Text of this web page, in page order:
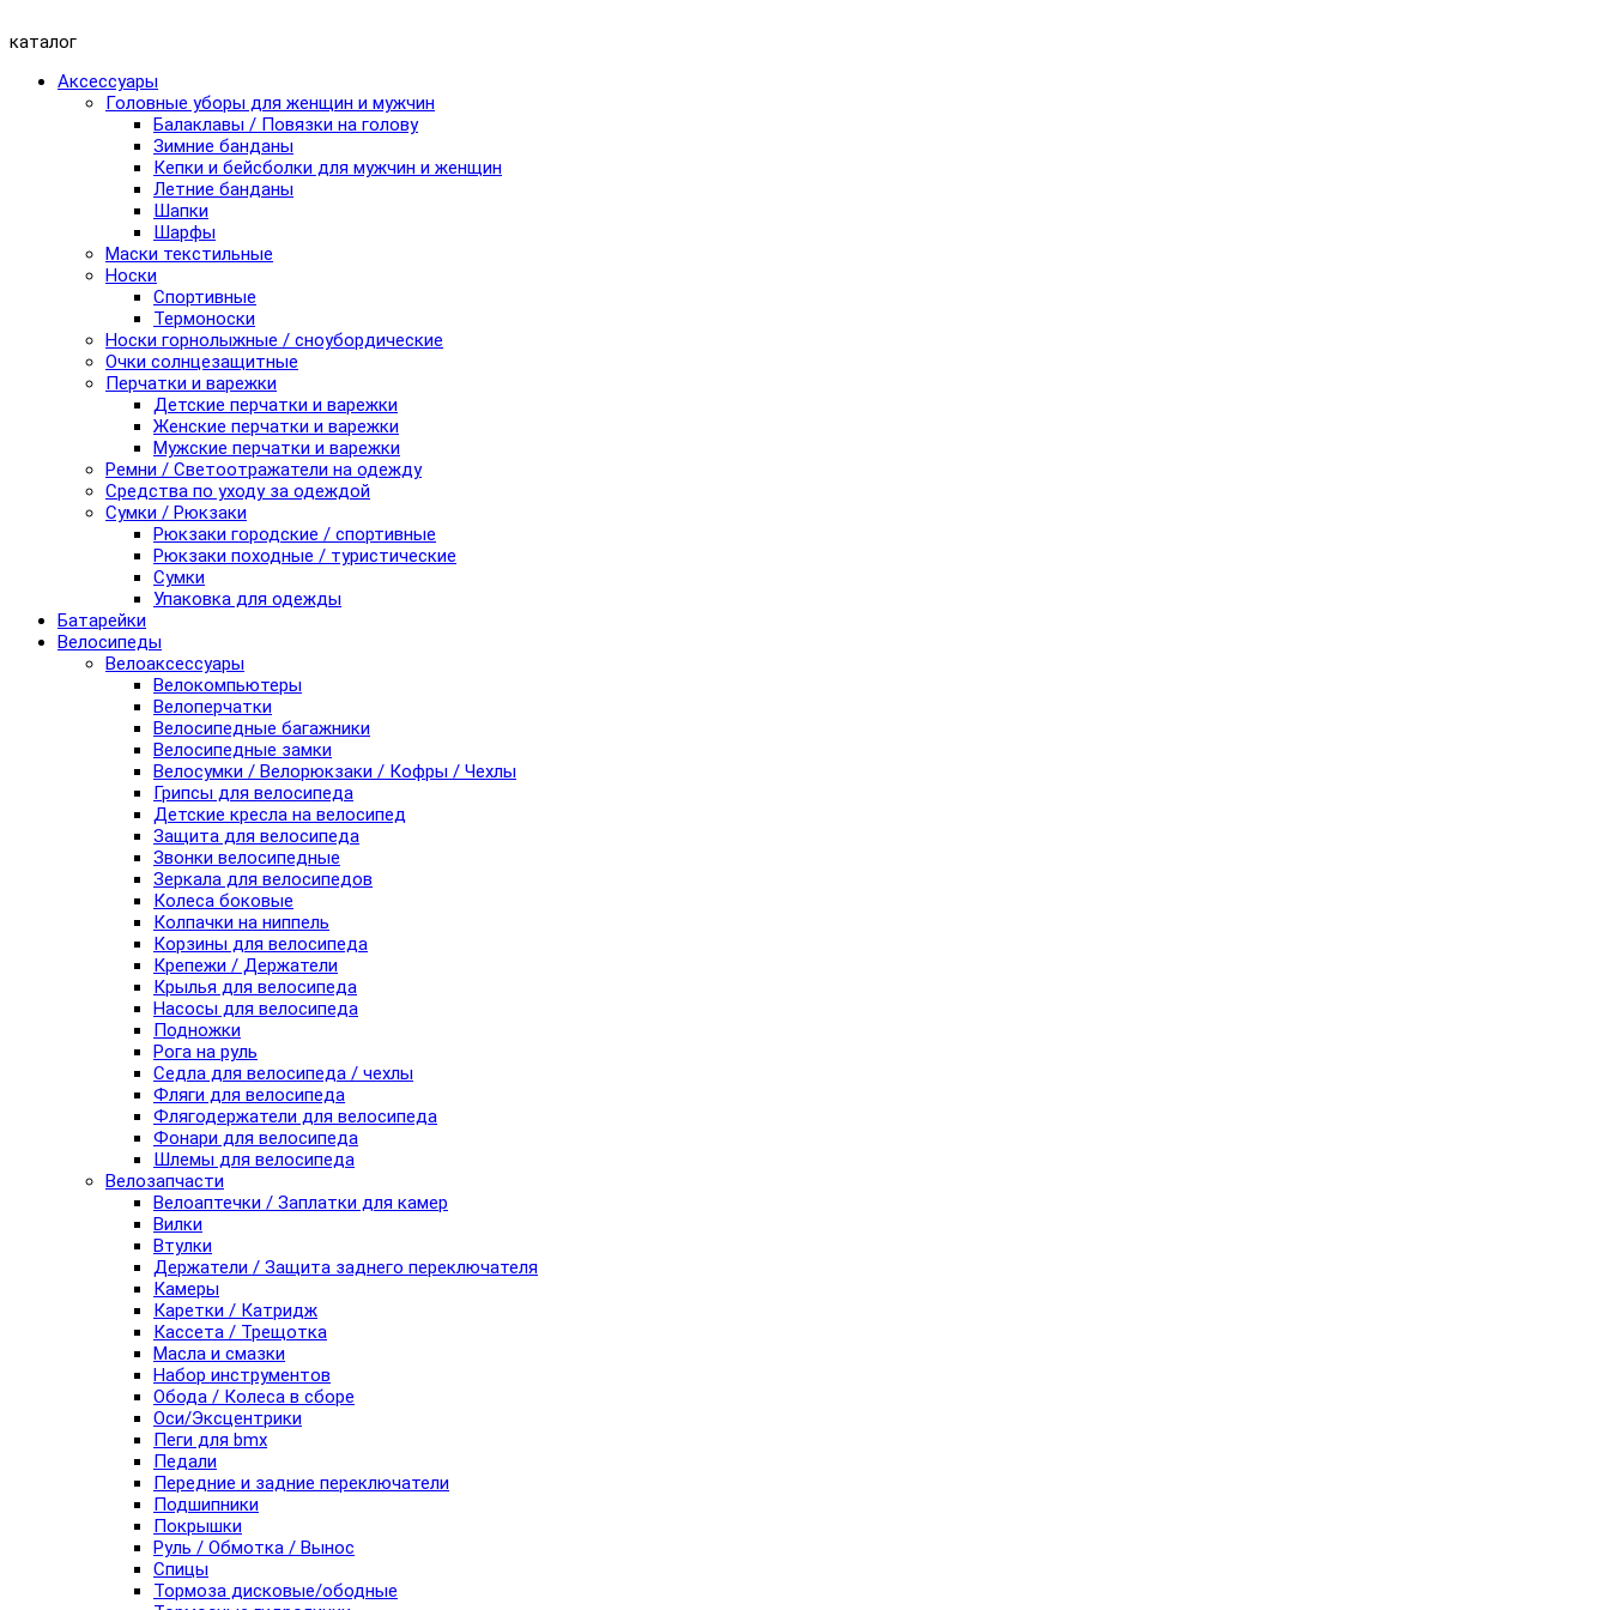
каталог
Аксессуары
Головные уборы для женщин и мужчин
Балаклавы / Повязки на голову
Зимние банданы
Кепки и бейсболки для мужчин и женщин
Летние банданы
Шапки
Шарфы
Маски текстильные
Носки
Спортивные
Термоноски
Носки горнолыжные / сноубордические
Очки солнцезащитные
Перчатки и варежки
Детские перчатки и варежки
Женские перчатки и варежки
Мужские перчатки и варежки
Ремни / Светоотражатели на одежду
Средства по уходу за одеждой
Сумки / Рюкзаки
Рюкзаки городские / спортивные
Рюкзаки походные / туристические
Сумки
Упаковка для одежды
Батарейки
Велосипеды
Велоаксессуары
Велокомпьютеры
Велоперчатки
Велосипедные багажники
Велосипедные замки
Велосумки / Велорюкзаки / Кофры / Чехлы
Грипсы для велосипеда
Детские кресла на велосипед
Защита для велосипеда
Звонки велосипедные
Зеркала для велосипедов
Колеса боковые
Колпачки на ниппель
Корзины для велосипеда
Крепежи / Держатели
Крылья для велосипеда
Насосы для велосипеда
Подножки
Рога на руль
Седла для велосипеда / чехлы
Фляги для велосипеда
Флягодержатели для велосипеда
Фонари для велосипеда
Шлемы для велосипеда
Велозапчасти
Велоаптечки / Заплатки для камер
Вилки
Втулки
Держатели / Защита заднего переключателя
Камеры
Каретки / Катридж
Кассета / Трещотка
Масла и смазки
Набор инструментов
Обода / Колеса в сборе
Оси/Эксцентрики
Пеги для bmx
Педали
Передние и задние переключатели
Подшипники
Покрышки
Руль / Обмотка / Вынос
Спицы
Тормоза дисковые/ободные